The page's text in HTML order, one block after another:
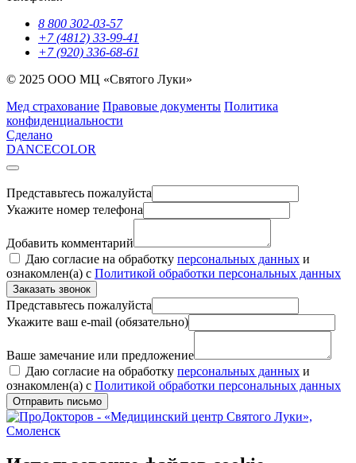
8 800 302-03-57
+7 (4812) 33-99-41
+7 (920) 336-68-61
© 2025 ООО МЦ «Святого Луки»
Мед страхование Правовые документы Политика
конфиденциальности
Сделано
DANCECOLOR
Представьтесь пожалуйста
Укажите номер телефона
Добавить комментарий
Даю согласие на обработку персональных данных и
ознакомлен(а) с Политикой обработки персональных данных
Заказать звонок
Представьтесь пожалуйста
Укажите ваш e-mail (обязательно)
Ваше замечание или предложение
Даю согласие на обработку персональных данных и
ознакомлен(а) с Политикой обработки персональных данных
Отправить письмо